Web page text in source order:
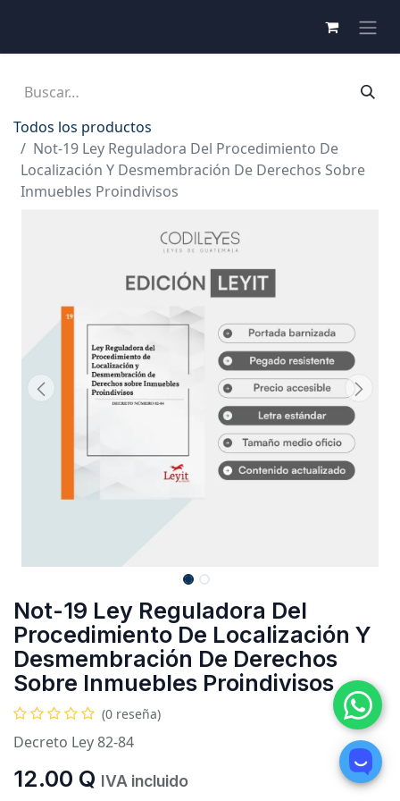
Todos los productos
Not-19 Ley Reguladora Del Procedimiento De
Localización Y Desmembración De Derechos Sobre
Inmuebles Proindivisos
Not-19 Ley Reguladora Del
Procedimiento De Localización Y
Desmembración De Derechos
Sobre Inmuebles Proindivisos
(0 reseña)
Decreto Ley 82-84
12.00 Q IVA incluido